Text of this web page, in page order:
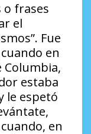
o frases
el
Fue
en
Columbia,
estaba
le espetó
en